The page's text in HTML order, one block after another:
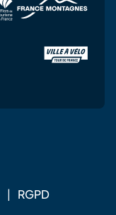
RGPD